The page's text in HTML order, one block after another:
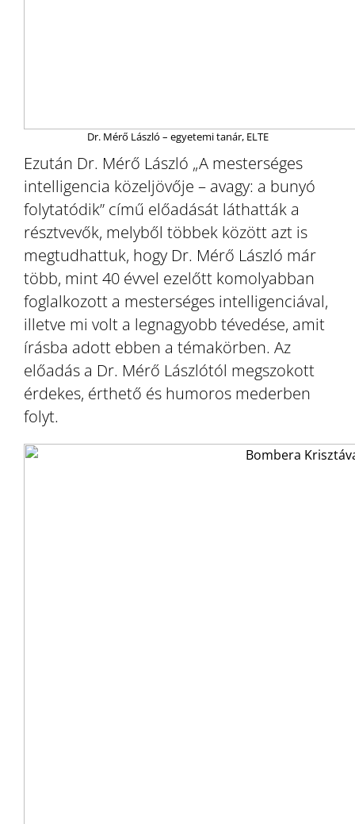
Dr. Mérő László – egyetemi tanár, ELTE
Ezután Dr. Mérő László „A mesterséges
intelligencia közeljövője – avagy: a bunyó
folytatódik” című előadását láthatták a
résztvevők, melyből többek között azt is
megtudhattuk, hogy Dr. Mérő László már
több, mint 40 évvel ezelőtt komolyabban
foglalkozott a mesterséges intelligenciával,
illetve mi volt a legnagyobb tévedése, amit
írásba adott ebben a témakörben. Az
előadás a Dr. Mérő Lászlótól megszokott
érdekes, érthető és humoros mederben
folyt.